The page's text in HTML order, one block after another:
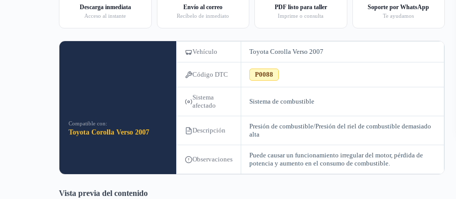
Descarga inmediata
Acceso al instante
Envío al correo
Recíbelo de inmediato
PDF listo para taller
Imprime o consulta
Soporte por WhatsApp
Te ayudamos
Compatible con:
Toyota Corolla Verso 2007
Vehículo Toyota Corolla Verso 2007
Código DTC P0088
Sistema
afectado
Sistema de combustible
Descripción
Presión de combustible/Presión del riel de combustible demasiado
alta
Observaciones
Puede causar un funcionamiento irregular del motor, pérdida de
potencia y aumento en el consumo de combustible.
Vista previa del contenido